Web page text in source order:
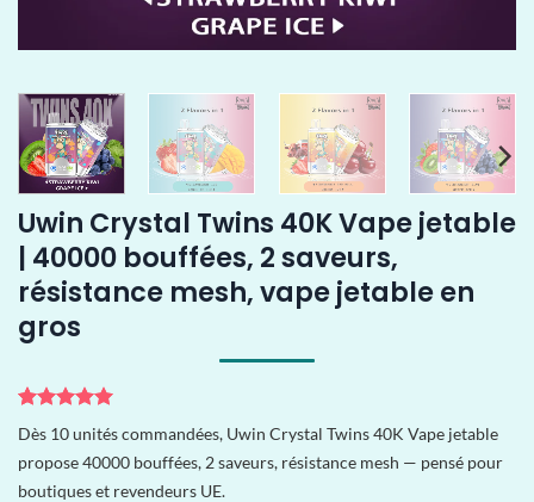
Uwin Crystal Twins 40K Vape jetable
| 40000 bouffées, 2 saveurs,
résistance mesh, vape jetable en
gros
Noté5
sur
5 basé sur
2
notations
client
Dès 10 unités commandées, Uwin Crystal Twins 40K Vape jetable
propose 40000 bouffées, 2 saveurs, résistance mesh — pensé pour
boutiques et revendeurs UE.